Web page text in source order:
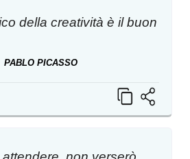
della creatività è il buon
PABLO PICASSO